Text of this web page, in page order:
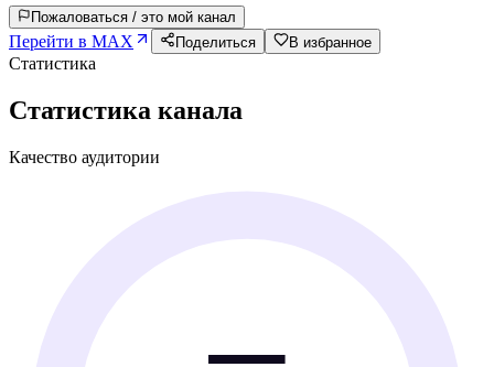
Пожаловаться / это мой канал
Перейти в MAX Поделиться В избранное
Статистика
Статистика канала
Качество аудитории